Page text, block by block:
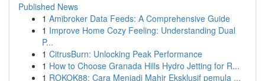
Published News
1 Amibroker Data Feeds: A Comprehensive Guide
1 Improve Home Cozy Feeling: Understanding Dual
P...
1 CitrusBurn: Unlocking Peak Performance
1 How to Choose Granada Hills Hydro Jetting for R...
1 ROKOK88: Cara Menjadi Mahir Eksklusif pemula ...